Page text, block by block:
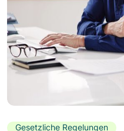
Gesetzliche Regelungen